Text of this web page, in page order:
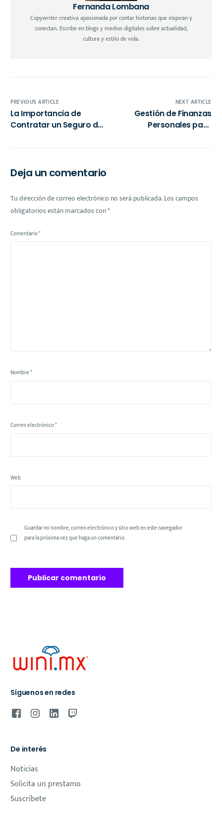
Fernanda Lombana
Copywriter creativa apasionada por contar historias que inspiran y
conectan. Escribe en blogs y medios digitales sobre actualidad,
cultura y estilo de vida.
PREVIOUS ARTICLE
La Importancia de
Contratar un Seguro de
NEXT ARTICLE
Gestión de Finanzas
Personales para
Deja un comentario
Tu dirección de correo electrónico no será publicada.Los campos
obligatorios están marcados con*
Comentario*
Nombre*
Correo electrónico*
Web
Guardar mi nombre, correo electrónico y sitio web en este navegador
para la próxima vez que haga un comentario.
Síguenos en redes
De interés
Noticias
Solicita un prestamo
Suscríbete